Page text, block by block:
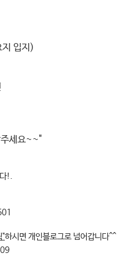
입지)
주세요~~"
!.
"하시면 개인블로그로 넘어갑니다^^